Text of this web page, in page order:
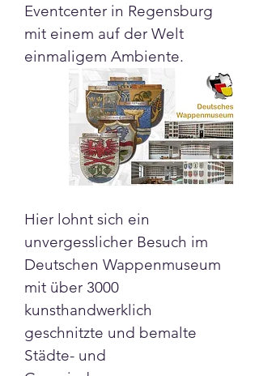
Eventcenter in Regensburg
mit einem auf der Welt
einmaligem Ambiente.
Hier lohnt sich ein
unvergesslicher Besuch im
Deutschen Wappenmuseum
mit über 3000
kunsthandwerklich
geschnitzte und bemalte
Städte- und